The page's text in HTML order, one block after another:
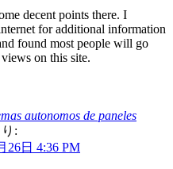
decent points there. I
for additional information
found most people will go
on this site.
autonomos de paneles
:
26日 4:36 PM